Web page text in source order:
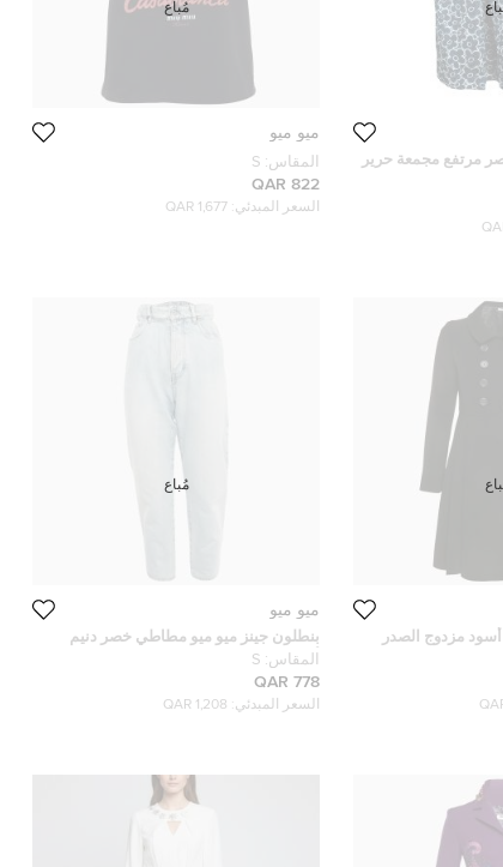
مرتفع مجمعة حرير
ميو ميو
المقاس: S
822 QAR
السعر المبدئي: 1,677 QAR
مُباع
مزدوج الصدر
ميو ميو
بنطلون جينز ميو ميو مطاطي خصر دنيم
أزرق صغير
المقاس: S
778 QAR
السعر المبدئي: 1,208 QAR
مُباع